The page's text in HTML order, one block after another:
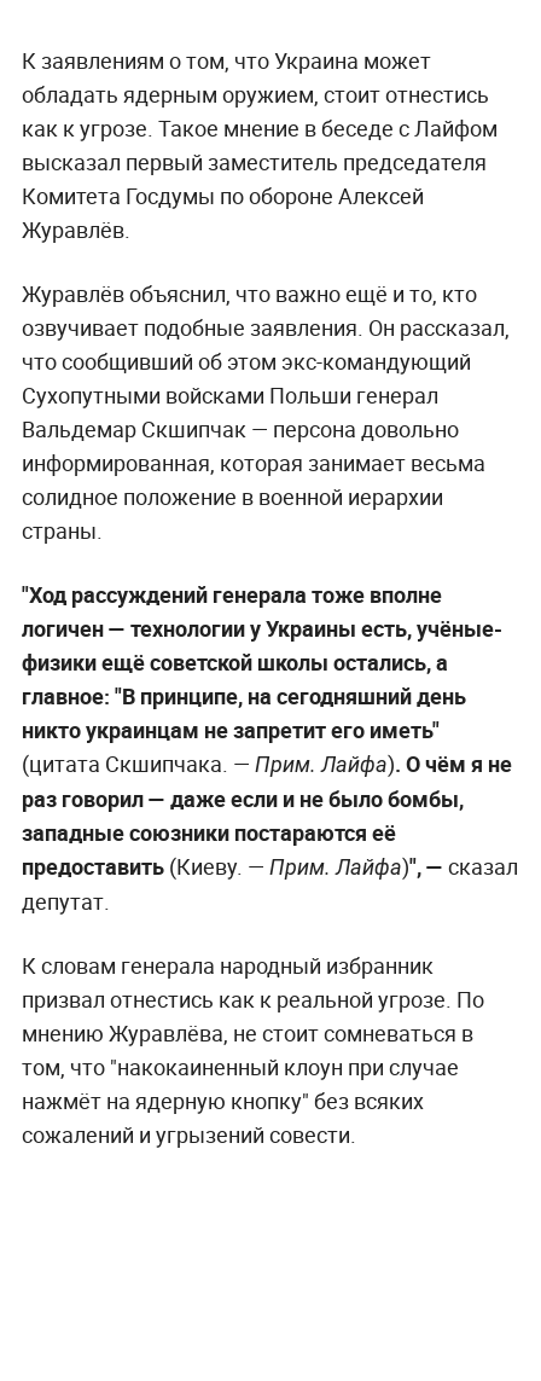
К заявлениям о том, что Украина может
обладать ядерным оружием, стоит отнестись
как к угрозе. Такое мнение в беседе с Лайфом
высказал первый заместитель председателя
Комитета Госдумы по обороне Алексей
Журавлёв.
Журавлёв объяснил, что важно ещё и то, кто
озвучивает подобные заявления. Он рассказал,
что сообщивший об этом экс-командующий
Сухопутными войсками Польши генерал
Вальдемар Скшипчак — персона довольно
информированная, которая занимает весьма
солидное положение в военной иерархии
страны.
"Ход рассуждений генерала тоже вполне
логичен — технологии у Украины есть, учёные-
физики ещё советской школы остались, а
главное: "В принципе, на сегодняшний день
никто украинцам не запретит его иметь"
(цитата Скшипчака. — Прим. Лайфа). О чём я не
раз говорил — даже если и не было бомбы,
западные союзники постараются её
предоставить (Киеву. — Прим. Лайфа)", — сказал
депутат.
К словам генерала народный избранник
призвал отнестись как к реальной угрозе. По
мнению Журавлёва, не стоит сомневаться в
том, что "накокаиненный клоун при случае
нажмёт на ядерную кнопку" без всяких
сожалений и угрызений совести.